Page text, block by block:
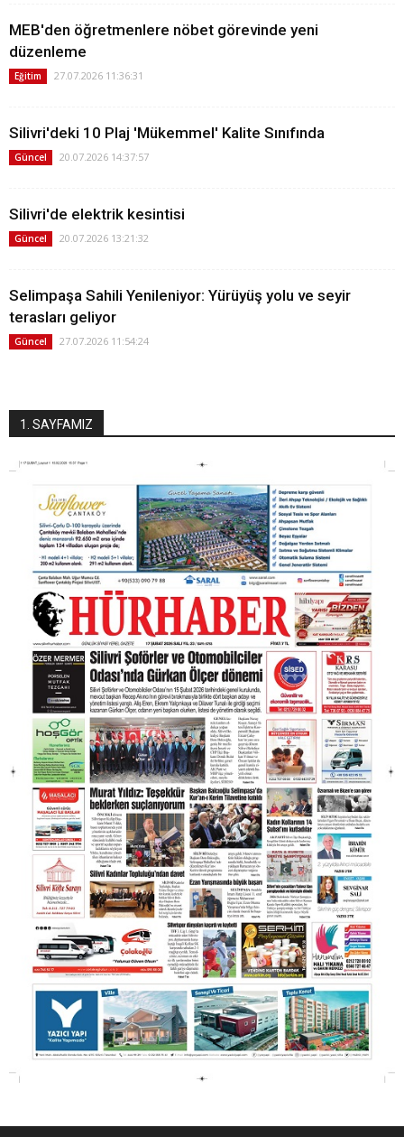
MEB'den öğretmenlere nöbet görevinde yeni
düzenleme
Eğitim 27.07.2026 11:36:31
Silivri'deki 10 Plaj 'Mükemmel' Kalite Sınıfında
Güncel 20.07.2026 14:37:57
Silivri'de elektrik kesintisi
Güncel 20.07.2026 13:21:32
Selimpaşa Sahili Yenileniyor: Yürüyüş yolu ve seyir
terasları geliyor
Güncel 27.07.2026 11:54:24
1. SAYFAMIZ